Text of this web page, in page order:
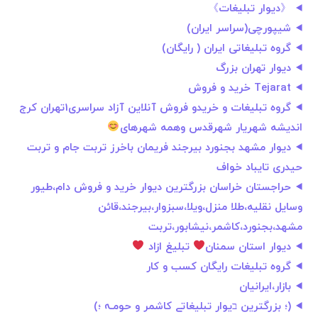
《دیوار تبلیغات》
شیپورچی(سراسر ايران)
گروه تبلیغاتی ایران ( رایگان)
دیوار تهران بزرگ
Tejarat خرید و فروش
گروه تبلیغات و خریدو فروش آنلاین آزاد سراسری1تهران کرج
اندیشه شهریار شهرقدس وهمه شهرهای
دیوار مشهد بجنورد بیرجند فریمان باخرز تربت جام و تربت
حیدری تایباد خواف
حراجستان خراسان بزرگترین دیوار خرید و فروش دام،طیور
وسایل نقلیه،طلا منزل،ویلا،سبزوار،بیرجند،قائن
مشهد،بجنورد،کاشمر،نیشابور،تربت
دیوار استان سمنان
تبلیغ ازاد
گروه تبلیغات رایگان کسب‌ و کار
بازار،ایرانیان
(؛ بزرگترین בیوار تبلیغاتے کاشمر و حومـہ ؛)